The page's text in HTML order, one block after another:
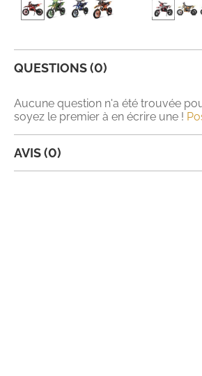
QUESTIONS (0)
Aucune question n'a été trouvée
soyez le premier à en écrire une !
AVIS (0)